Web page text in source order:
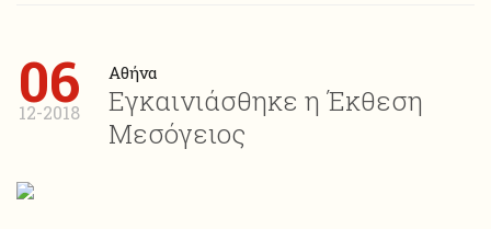
06
12-2018
Αθήνα
Εγκαινιάσθηκε η Έκθεση
Μεσόγειος